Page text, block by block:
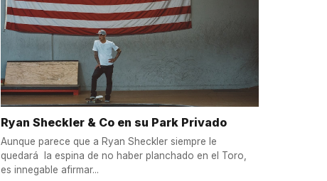
Ryan Sheckler & Co en su Park Privado
Aunque parece que a Ryan Sheckler siempre le
quedará la espina de no haber planchado en el Toro,
es innegable afirmar...